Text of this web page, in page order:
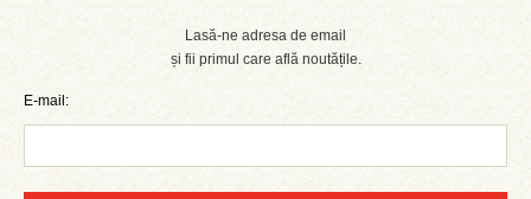
Lasă-ne adresa de email
și fii primul care află noutățile.
E-mail: